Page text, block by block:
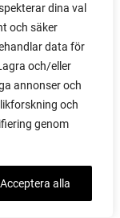
dina val
och säker
data för
och/eller
annonser och
och
genom
Acceptera alla
odlingen
hållbart
som gör